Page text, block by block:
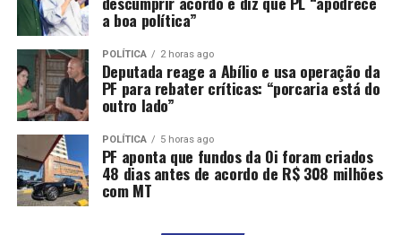
a boa política”
POLÍTICA 2 horas ago
Deputada reage a Abílio e usa operação da
PF para rebater críticas: “porcaria está do
outro lado”
POLÍTICA 5 horas ago
PF aponta que fundos da Oi foram criados
48 dias antes de acordo de R$ 308 milhões
com MT